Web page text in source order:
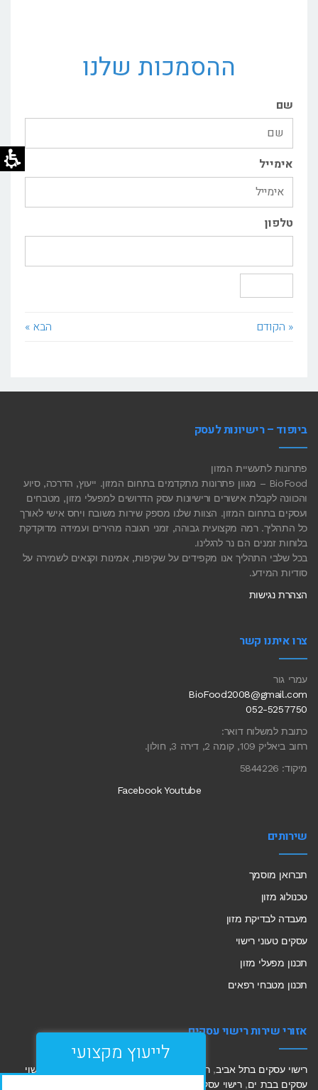
ההסמכות שלנו
שם
אימייל
טלפון
« הקודם הבא »
ביופוד – רישיונות לעסק
פתרונות לתעשיית המזון
BioFood – מגוון פתרונות מתקדמים בתחום המזון. ייעוץ, הדרכה, סיוע
והכוונה לקבלת אישורים ורישיונות עסק הדרושים למפעלי מזון, מטבחים
ועסקים בתחום המזון. הצוות שלנו מספק שירות משובח ויחס אישי לאורך
כל התהליך. רמה מקצועית גבוהה, זמני תגובה מהירים ועמידה מדוקדקת
בלוחות זמנים הם נר לרגלינו.
בכל שלבי התהליך אנו מקפידים על שקיפות, אמינות וקנאים לשמירה על
סודיות המידע.
הצהרת נגישות
צרו איתנו קשר
עמרי גור
BioFood2008@gmail.com
052-5257750
כתובת למשלוח דואר:
רחוב ביאליק 109, קומה 2, דירה 3, חולון.
מיקוד: 5844226
Facebook Youtube
שירותים
תברואן מוסמך
טכנולוג מזון
מעבדה לבדיקת מזון
עסקים טעוני רישוי
תכנון מפעלי מזון
תכנון מטבחי רפאים
אזורי שירות רישוי עסקים
רישוי עסקים בתל אביב,רישוי עסקים בחולון
רישוי
עסקים בבת ים,רישוי עסקים בראשון לציון
לייעוץ מקצועי